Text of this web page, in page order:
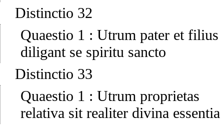
Distinctio 32
Quaestio 1 : Utrum pater et filius
diligant se spiritu sancto
Distinctio 33
Quaestio 1 : Utrum proprietas
relativa sit realiter divina essentia